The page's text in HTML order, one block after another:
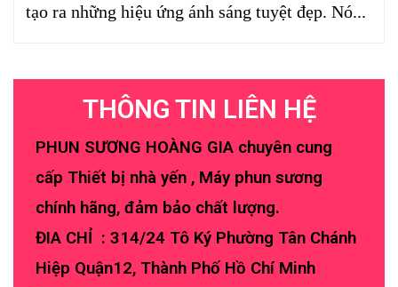
tạo ra những hiệu ứng ánh sáng tuyệt đẹp. Nó...
THÔNG TIN LIÊN HỆ
PHUN SƯƠNG HOÀNG GIA chuyên cung
cấp Thiết bị nhà yến , Máy phun sương
chính hãng, đảm bảo chất lượng.
ĐIA CHỈ : 314/24 Tô Ký Phường Tân Chánh
Hiệp Quận12, Thành Phố Hồ Chí Minh